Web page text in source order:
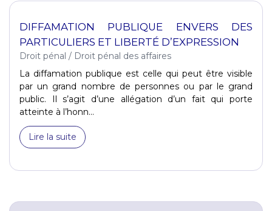
DIFFAMATION PUBLIQUE ENVERS DES
PARTICULIERS ET LIBERTÉ D’EXPRESSION
Droit pénal / Droit pénal des affaires
La diffamation publique est celle qui peut être visible
par un grand nombre de personnes ou par le grand
public. Il s’agit d’une allégation d’un fait qui porte
atteinte à l’honn...
Lire la suite